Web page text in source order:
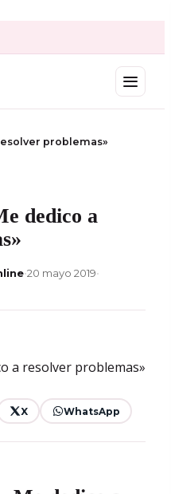
problemas»
dedico a
•20 mayo 2019•
X WhatsApp